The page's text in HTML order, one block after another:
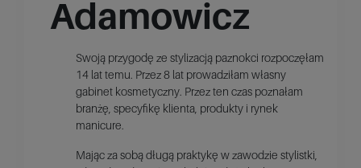
Adamowicz
Swoją przygodę ze stylizacją paznokci rozpoczęłam
14 lat temu. Przez 8 lat prowadziłam własny
gabinet kosmetyczny. Przez ten czas poznałam
branżę, specyfikę klienta, produkty i rynek
manicure.
Mając za sobą długą praktykę w zawodzie stylistki,